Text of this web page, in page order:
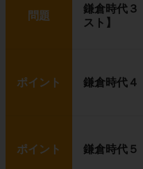
問題
鎌倉時代
スト】
ポイント 鎌倉時代
ポイント 鎌倉時代